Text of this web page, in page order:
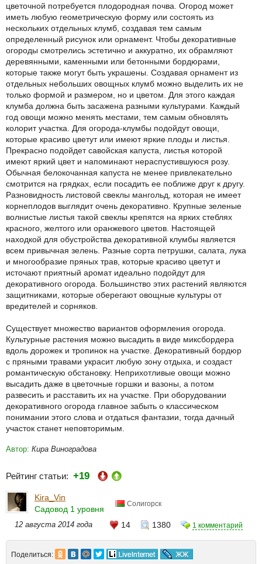
цветочной потребуется плодородная почва. Огород может
иметь любую геометрическую форму или состоять из
нескольких отдельных клумб, создавая тем самым
определенный рисунок или орнамент. Чтобы декоративные
огороды смотрелись эстетично и аккуратно, их обрамляют
деревянными, каменными или бетонными бордюрами,
которые также могут быть украшены. Создавая орнамент из
отдельных небольших овощных клумб можно выделить их не
только формой и размером, но и цветом. Для этого каждая
клумба должна быть засажена разными культурами. Каждый
год овощи можно менять местами, тем самым обновлять
колорит участка. Для огорода-клумбы подойдут овощи,
которые красиво цветут или имеют яркие плоды и листья.
Прекрасно подойдет савойская капуста, листья которой
имеют яркий цвет и напоминают нераспустившуюся розу.
Обычная белокочанная капуста не менее привлекательно
смотрится на грядках, если посадить ее поближе друг к другу.
Разновидность листовой свеклы мангольд, которая не имеет
корнеплодов выглядит очень декоративно. Крупные зеленые
волнистые листья такой свеклы крепятся на ярких стеблях
красного, желтого или оранжевого цветов. Настоящей
находкой для обустройства декоративной клумбы является
всем привычная зелень. Разные сорта петрушки, салата, лука
и многообразие пряных трав, которые красиво цветут и
источают приятный аромат идеально подойдут для
декоративного огорода. Большинство этих растений являются
защитниками, которые оберегают овощные культуры от
вредителей и сорняков.
Существует множество вариантов оформления огорода.
Культурные растения можно высадить в виде миксбордера
вдоль дорожек и тропинок на участке. Декоративный бордюр
с пряными травами украсит любую зону отдыха, и создаст
романтическую обстановку. Неприхотливые овощи можно
высадить даже в цветочные горшки и вазоны, а потом
развесить и расставить их на участке. При оборудовании
декоративного огорода главное забыть о классическом
понимании этого слова и отдаться фантазии, тогда дачный
участок станет неповторимым.
Автор: Кира Виноградова
Рейтинг статьи: +19
Kira_Vin
Садовод 1 уровня
Солигорск
12 августа 2014 года 14 1380 1 комментарий
Поделиться: